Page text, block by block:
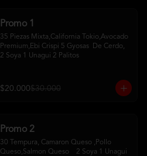
Promo 1
35 Piezas Mixta,California Tokio,Avocado
Premium,Ebi Crispi 5 Gyosas  De Cerdo,
2 Soya 1 Unagui 2 Palitos
$20.000$30.000
Promo 2
30 Tempura, Camaron Queso ,Pollo
Queso,Salmon Queso    2 Soya 1 Unagui